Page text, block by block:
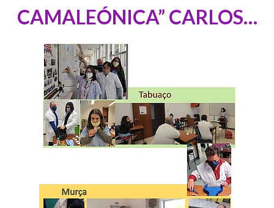
CAMALEÓNICA” CARLOS…